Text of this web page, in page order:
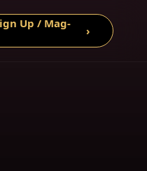
Up / Mag-
›